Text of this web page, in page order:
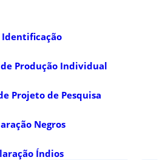
Identificação
de Produção Individual
Projeto de Pesquisa
Negros
Índios